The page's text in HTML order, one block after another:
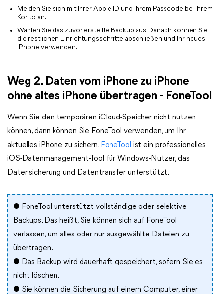
Melden Sie sich mit Ihrer Apple ID und Ihrem Passcode bei Ihrem
Konto an.
Wählen Sie das zuvor erstellte Backup aus. Danach können Sie
die restlichen Einrichtungsschritte abschließen und Ihr neues
iPhone verwenden.
Weg 2. Daten vom iPhone zu iPhone
ohne altes iPhone übertragen - FoneTool
Wenn Sie den temporären iCloud-Speicher nicht nutzen
können, dann können Sie FoneTool verwenden, um Ihr
aktuelles iPhone zu sichern. FoneTool ist ein professionelles
iOS-Datenmanagement-Tool für Windows-Nutzer, das
Datensicherung und Datentransfer unterstützt.
● FoneTool unterstützt vollständige oder selektive
Backups. Das heißt, Sie können sich auf FoneTool
verlassen, um alles oder nur ausgewählte Dateien zu
übertragen.
● Das Backup wird dauerhaft gespeichert, sofern Sie es
nicht löschen.
● Sie können die Sicherung auf einem Computer, einer